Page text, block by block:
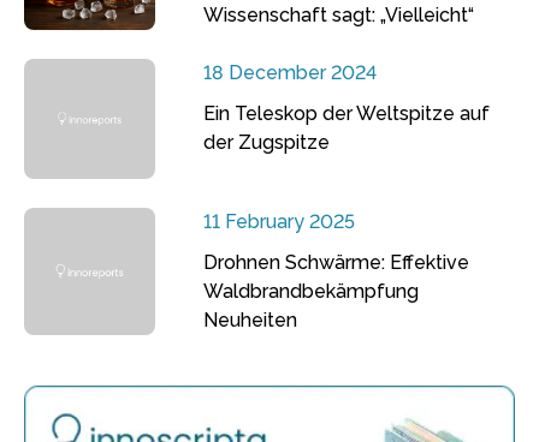
Wissenschaft sagt: „Vielleicht“
18 December 2024
Ein Teleskop der Weltspitze auf
der Zugspitze
11 February 2025
Drohnen Schwärme: Effektive
Waldbrandbekämpfung
Neuheiten